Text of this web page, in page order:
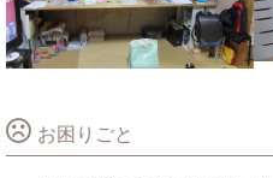
お困りごと